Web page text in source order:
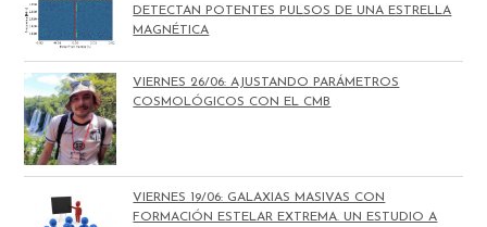
DETECTAN POTENTES PULSOS DE UNA ESTRELLA
MAGNÉTICA
VIERNES 26/06: AJUSTANDO PARÁMETROS
COSMOLÓGICOS CON EL CMB
VIERNES 19/06: GALAXIAS MASIVAS CON
FORMACIÓN ESTELAR EXTREMA. UN ESTUDIO A